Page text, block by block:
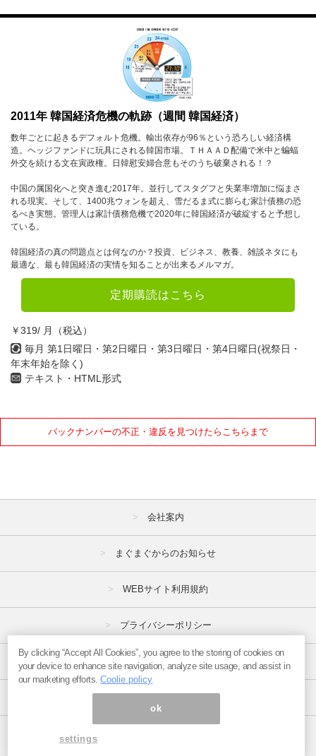
2011年 韓国経済危機の軌跡（週間 韓国経済）
数年ごとに起きるデフォルト危機。輸出依存が96％という恐ろしい経済構
造。ヘッジファンドに玩具にされる韓国市場。ＴＨＡＡＤ配備で米中と蝙蝠
外交を続ける文在寅政権。日韓慰安婦合意もそのうち破棄される！？
中国の属国化へと突き進む2017年。並行してスタグフと失業率増加に悩まさ
れる現実。そして、1400兆ウォンを超え、雪だるま式に膨らむ家計債務の恐
るべき実態。管理人は家計債務危機で2020年に韓国経済が破綻すると予想し
ている。
韓国経済の真の問題点とは何なのか？投資、ビジネス、教養、雑談ネタにも
最適な、最も韓国経済の実情を知ることが出来るメルマガ。
定期購読はこちら
￥319/ 月（税込）
毎月 第1日曜日・第2日曜日・第3日曜日・第4日曜日(祝祭日・
年末年始を除く)
テキスト・HTML形式
バックナンバーの不正・違反を見つけたらこちらまで
7月 8月 9月
11月
1月 2月 3月
4月 5月 6月
7月 8月 9月
10月 11月 12月
2022年
1月 2月 3月
4月 5月 6月
10月
2021年
4月 5月 6月
7月 8月 9月
1月 2月 3月
8月
2019年
1月 2月
5月
会社案内
まぐまぐからのお知らせ
WEBサイト利用規約
プライバシーポリシー
特定商取引法
ページ内の商標は全て商標権者に属します。
By clicking “Accept All Cookies”, you agree to the storing of cookies on
your device to enhance site navigation, analyze site usage, and assist in
our marketing efforts.Coolie policy
ok
settings